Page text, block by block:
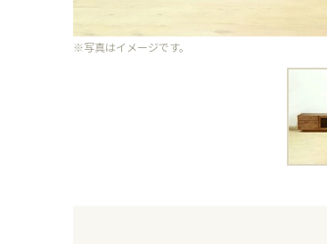
※写真はイメージです。